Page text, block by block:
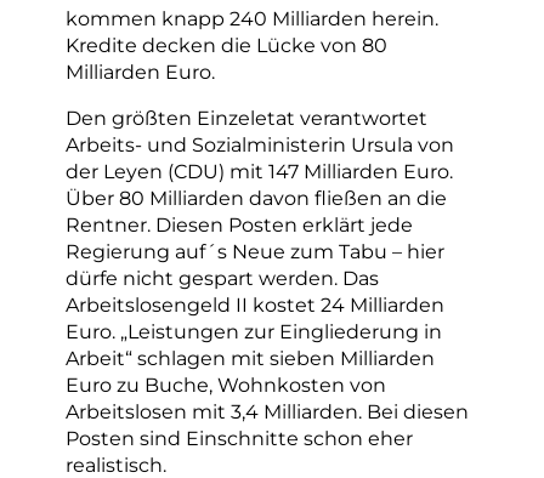
kommen knapp 240 Milliarden herein.
Kredite decken die Lücke von 80
Milliarden Euro.
Den größten Einzeletat verantwortet
Arbeits- und Sozialministerin Ursula von
der Leyen (CDU) mit 147 Milliarden Euro.
Über 80 Milliarden davon fließen an die
Rentner. Diesen Posten erklärt jede
Regierung auf´s Neue zum Tabu – hier
dürfe nicht gespart werden. Das
Arbeitslosengeld II kostet 24 Milliarden
Euro. „Leistungen zur Eingliederung in
Arbeit“ schlagen mit sieben Milliarden
Euro zu Buche, Wohnkosten von
Arbeitslosen mit 3,4 Milliarden. Bei diesen
Posten sind Einschnitte schon eher
realistisch.